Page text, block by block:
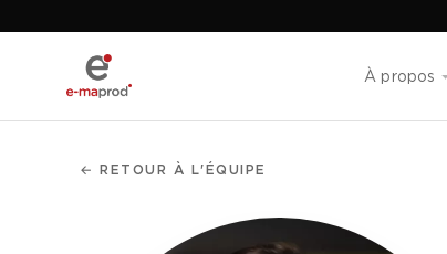
À propos
← RETOUR À L'ÉQUIPE